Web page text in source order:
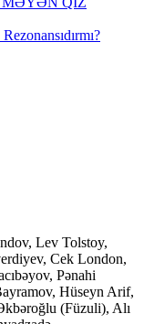
Lev Tolstoy,
Cek London,
Pənahi
Hüseyn Arif,
(Füzuli), Alı